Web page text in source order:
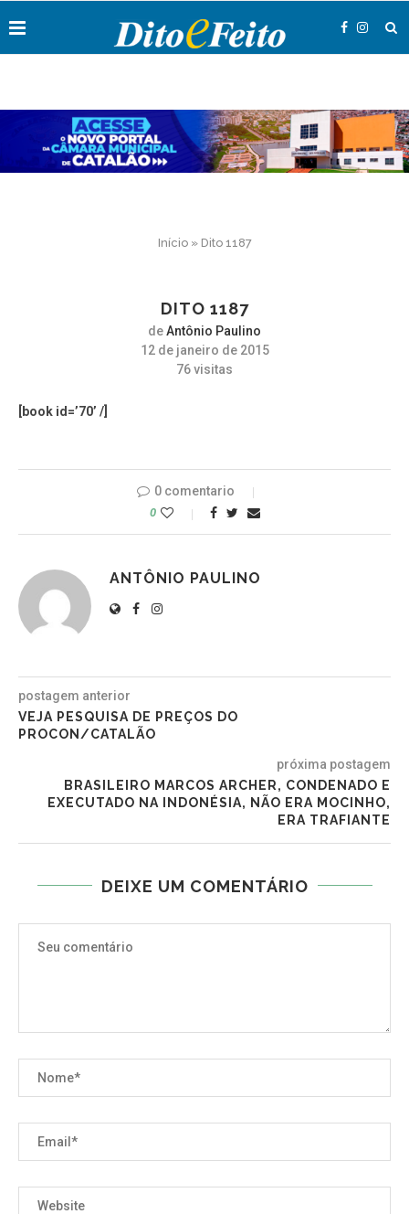
Início» Dito 1187
DITO 1187
deAntônio Paulino
12 de janeiro de 2015
76visitas
[book id=’70’ /]
0 comentario
0
ANTÔNIO PAULINO
postagem anterior
VEJA PESQUISA DE PREÇOS DO
PROCON/CATALÃO
próxima postagem
BRASILEIRO MARCOS ARCHER, CONDENADO E
EXECUTADO NA INDONÉSIA, NÃO ERA MOCINHO,
ERA TRAFIANTE
DEIXE UM COMENTÁRIO